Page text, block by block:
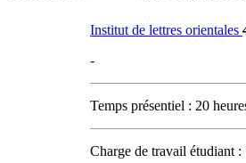
Institut de lettres orientales
-
Temps présentiel : 20
Charge de travail étudiant :